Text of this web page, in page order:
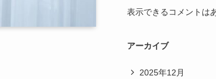
表示できるコメントは
アーカイブ
2025年12月